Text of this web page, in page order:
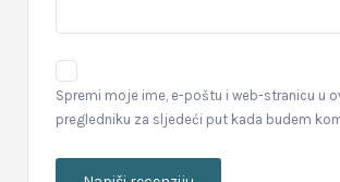
Spremi moje ime, e-poštu i web-stranicu u
pregledniku za sljedeći put kada budem